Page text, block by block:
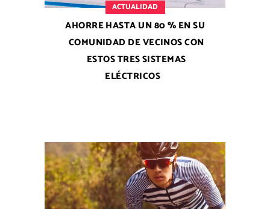
ACTUALIDAD
AHORRE HASTA UN 80 % EN SU
COMUNIDAD DE VECINOS CON
ESTOS TRES SISTEMAS
ELÉCTRICOS